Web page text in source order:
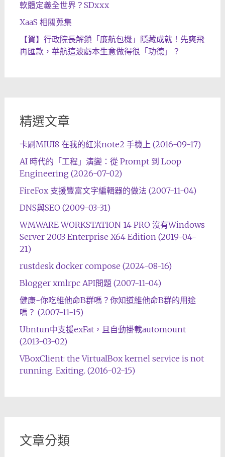
軟體定義全世界？SDxxx
XaaS 相關蒐集
【賀】行政院長解鎖「廉航包機」隱藏成就！先爽飛
再匯款，華航這波虧本生意做得很「功德」？
精選文章
卡刷MIUI8 在我的紅米note2 手機上 (2016-09-17)
AI 時代的「工程」演變：從 Prompt 到 Loop
Engineering (2026-07-02)
FireFox 支援豐富文字編輯器的做法 (2007-11-04)
DNS與SEO (2009-03-31)
WMWARE WORKSTATION 14 PRO 沒有Windows
Server 2003 Enterprise X64 Edition (2019-04-
21)
rustdesk docker compose (2024-08-16)
Blogger xmlrpc API問題 (2007-11-04)
健康-你吃維他命B群嗎？你知道維他命B群的用途
嗎？ (2007-11-15)
Ubntun中支援exFat，且自動掛載automount
(2013-03-02)
VBoxClient: the VirtualBox kernel service is not
running. Exiting. (2016-02-15)
文章分類